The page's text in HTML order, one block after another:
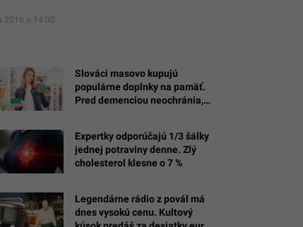
2016 o 14:00
Slováci masovo kupujú
populárne doplnky na pamäť.
Pred demenciou neochránia,
Expertky odporúčajú 1/3 šálky
jednej potraviny denne. Zlý
cholesterol klesne o 7 %
Legendárne rádio z povál má
dnes vysokú cenu. Kultový